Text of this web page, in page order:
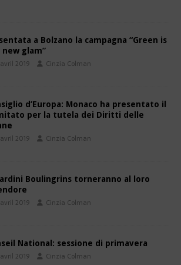
a Bolzano la campagna “Green is
glam”
2019 Cinzia Colman
d’Europa: Monaco ha presentato il
per la tutela dei Diritti delle
2019 Cinzia Colman
Boulingrins torneranno al loro
2019 Cinzia Colman
National: sessione di primavera
2019 Cinzia Colman